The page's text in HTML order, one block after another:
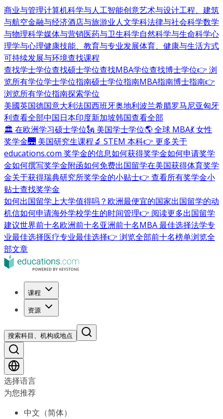
商业与管理计算机科学与人工智能创意艺术与设计工程、建筑
与航空金融与经济酒店与旅游业人文学科法律与社会科学数学
与物理科学媒体与营销医药与卫生科学自然科学与生命科学心
理学与心理健康技能、教育与专业发展体育、健康与生活方式
可持续发展与环境查找课程
查找学士学位查找硕士学位查找MBA学位查找博士学位👉 浏
览所有学位学士学位指南硕士学位指南MBA指南博士指南👉
浏览所有学位指南探索学位
美國英国德国意大利法国西班牙奥地利波兰希腊罗马尼亚匈牙
利查看全部中国日本印度新加坡韩国查看全部
🏛 在欧洲学习硕士学位🗽 美国学士学位🌎 全球 MBA💃 女性
奖学金🌉 美国研究生课程🔬 STEM 本科👉 更多关于
educations.com 奖学金的信息如何获得奖学金如何申请奖学
金如何撰写奖学金附函如何免费出国留学在美国获得体育奖学
金关于获得瑞典研究所奖学金的小贴士👉 查看所有奖学金小
贴士查找奖学金
如何出国留学上大学值得吗？ 欧洲最便宜的国家出国留学的动
机信如何申请海外学校学生的时间管理👉 阅读更多出国留学
建议世界前十名欧洲前十名亚洲前十名MBA 最佳选择法学专
业最佳选择医疗专业最佳选择👉 浏览全部前十名榜单浏览全
部文章
课程
资源
搜索科目、机构或地点
选择语言
为您推荐
中文（简体）